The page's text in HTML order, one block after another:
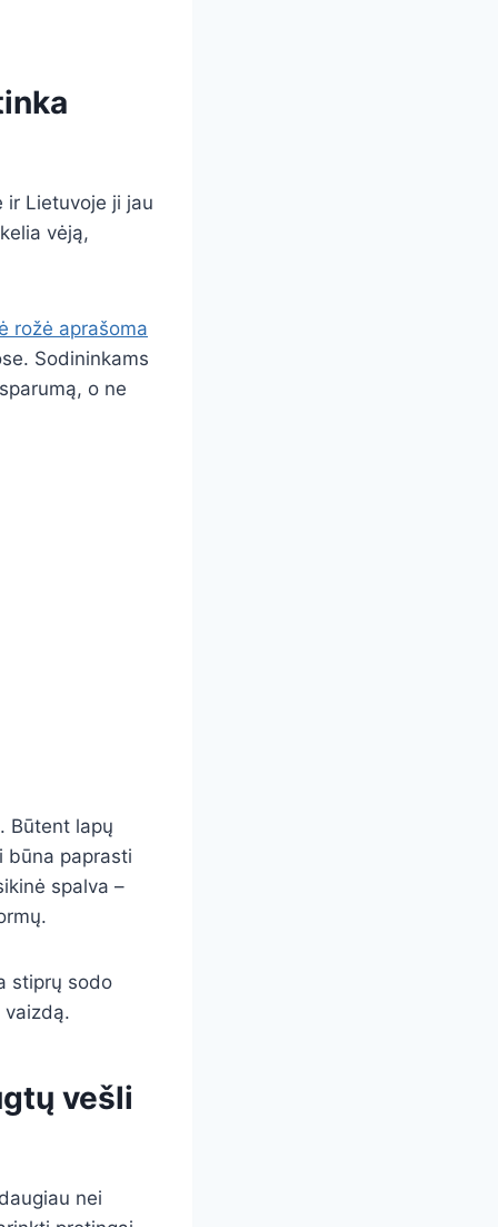
ir Lietuvoje ji jau
vėją,
rožė aprašoma
Sodininkams
o ne
Būtent lapų
būna paprasti
spalva –
stiprų sodo
vešli
nei